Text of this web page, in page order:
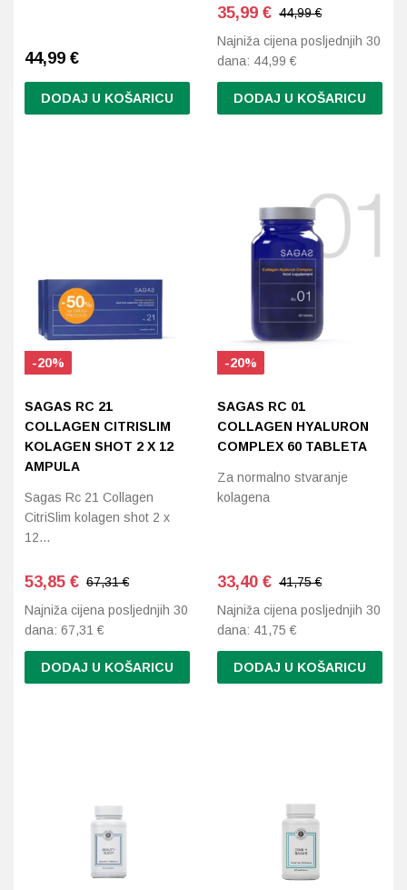
44,99 €
DODAJ U KOŠARICU
35,99 € 44,99 €
Najniža cijena posljednjih 30
dana: 44,99 €
DODAJ U KOŠARICU
-20%
SAGAS RC 21
COLLAGEN CITRISLIM
KOLAGEN SHOT 2 X 12
AMPULA
Sagas Rc 21 Collagen
CitriSlim kolagen shot 2 x
12…
53,85 € 67,31 €
Najniža cijena posljednjih 30
dana: 67,31 €
DODAJ U KOŠARICU
-20%
SAGAS RC 01
COLLAGEN HYALURON
COMPLEX 60 TABLETA
Za normalno stvaranje
kolagena
33,40 € 41,75 €
Najniža cijena posljednjih 30
dana: 41,75 €
DODAJ U KOŠARICU